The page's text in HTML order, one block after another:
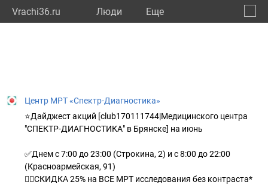
Vrachi36.ru Люди Eще
Центр МРТ «Спектр-Диагностика»
⭐Дайджест акций [club170111744|Медицинского центра
"СПЕКТР-ДИАГНОСТИКА" в Брянске] на июнь
✅Днем с 7:00 до 23:00 (Строкина, 2) и с 8:00 до 22:00
(Красноармейская, 91)
👉🏻СКИДКА 25% на ВСЕ МРТ исследования без контраста*